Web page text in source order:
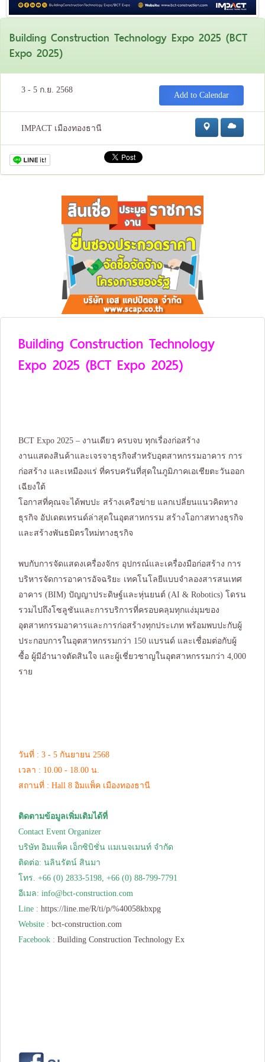
Building Construction Technology Expo 2025 (BCT
Expo 2025)
3 - 5 ก.ย. 2568
Add to Calendar
IMPACT เมืองทองธานี
Building Construction Technology
Expo 2025 (BCT Expo 2025)
BCT Expo 2025 – งานเดียว ครบจบ ทุกเรื่องก่อสร้าง
งานแสดงสินค้าและเจรจาธุรกิจสำหรับอุตสาหกรรมอาคาร การ
ก่อสร้าง และเหมืองแร่ ที่ครบครันที่สุดในภูมิภาคเอเชียตะวันออก
เฉียงใต้
โอกาสที่คุณจะได้พบปะ สร้างเครือข่าย แลกเปลี่ยนแนวคิดทาง
ธุรกิจ อัปเดตเทรนด์ล่าสุดในอุตสาหกรรม สร้างโอกาสทางธุรกิจ
และสร้างพันธมิตรใหม่ทางธุรกิจ
พบกับการจัดแสดงเครื่องจักร อุปกรณ์และเครื่องมือก่อสร้าง การ
บริหารจัดการอาคารอัจฉริยะ เทคโนโลยีแบบจำลองสารสนเทศ
อาคาร (BIM) ปัญญาประดิษฐ์และหุ่นยนต์ (AI & Robotics) โดรน
รวมไปถึงโซลูชันและการบริการที่ครอบคลุมทุกแง่มุมของ
อุตสาหกรรมอาคารและการก่อสร้างทุกประเภท พร้อมพบปะกับผู้
ประกอบการในอุตสาหกรรมกว่า 150 แบรนด์ และเชื่อมต่อกับผู้
ซื้อ ผู้มีอำนาจตัดสินใจ และผู้เชี่ยวชาญในอุตสาหกรรมกว่า 4,000
ราย
วันที่ : 3 - 5 กันยายน 2568
เวลา : 10.00 - 18.00 น.
สถานที่ : Hall 8 อิมแพ็ค เมืองทองธานี
ติดตามข้อมูลเพิ่มเติมได้ที่
Contact Event Organizer
บริษัท อิมแพ็ค เอ็กซิบิชั่น แมเนจเมนท์ จำกัด
ติดต่อ: นลินรัตน์ สินมา
โทร. +66 (0) 2833-5198, +66 (0) 88-799-7791
อีเมล: info@bct-construction.com
Line : https://line.me/R/ti/p/%40058kbxpg
Website : bct-construction.com
Facebook : Building Construction Technology Ex